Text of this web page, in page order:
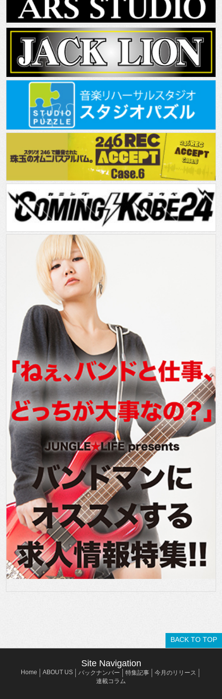
BACK TO TOP
Site Navigation
Home ABOUT US バックナンバー 特集記事
今月のリリース
連載コラム